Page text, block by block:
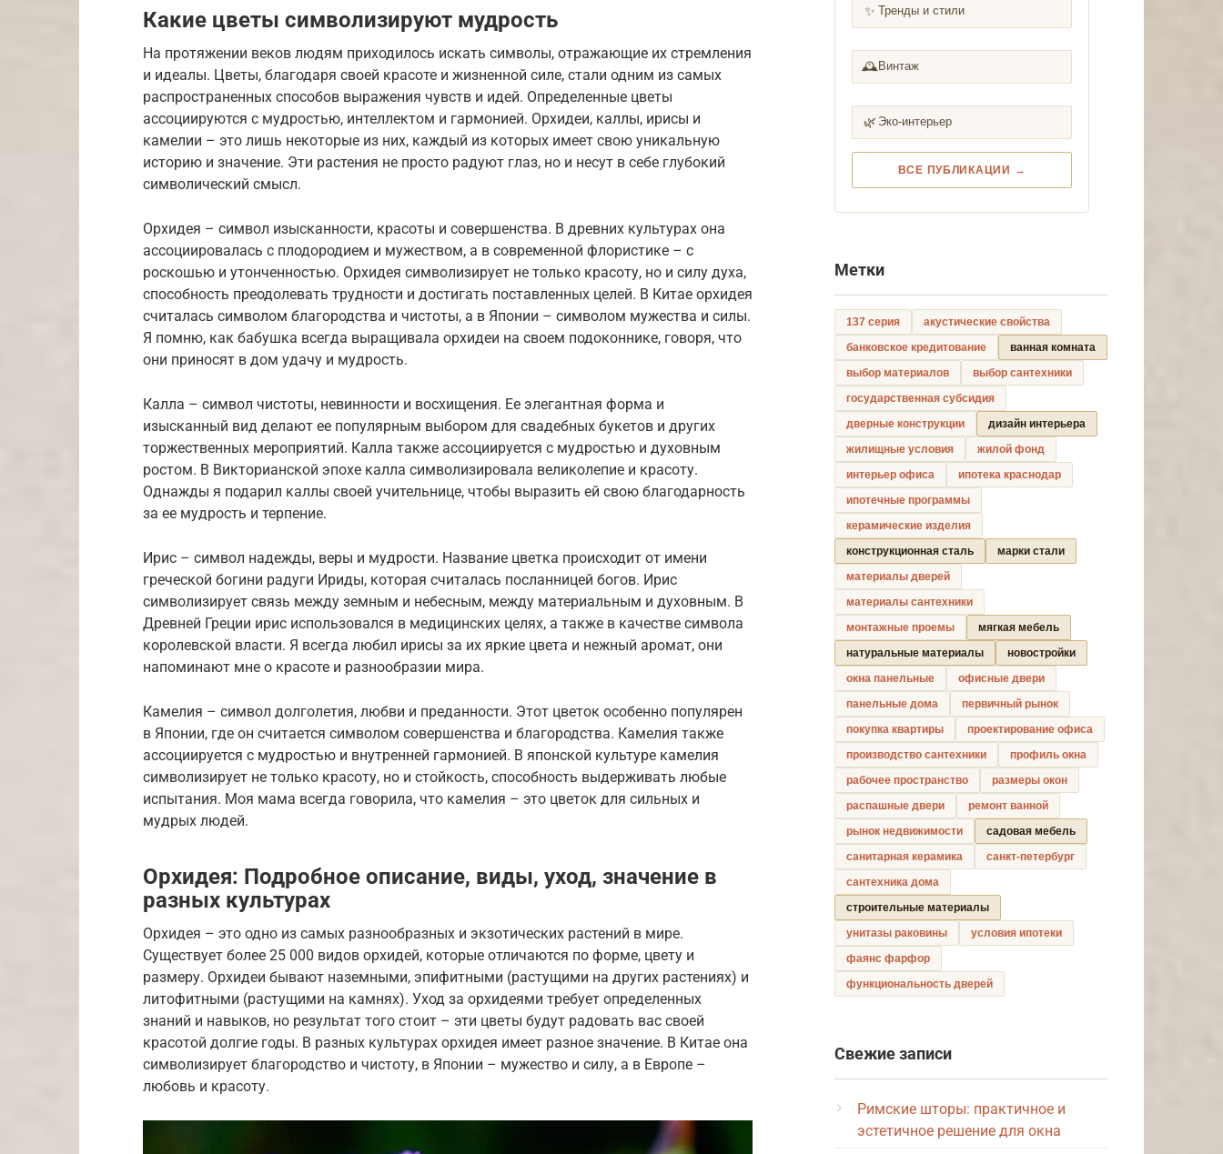
Какие цветы символизируют мудрость
На протяжении веков людям приходилось искать символы, отражающие их стремления
и идеалы. Цветы, благодаря своей красоте и жизненной силе, стали одним из самых
распространенных способов выражения чувств и идей. Определенные цветы
ассоциируются с мудростью, интеллектом и гармонией. Орхидеи, каллы, ирисы и
камелии – это лишь некоторые из них, каждый из которых имеет свою уникальную
историю и значение. Эти растения не просто радуют глаз, но и несут в себе глубокий
символический смысл.
Орхидея – символ изысканности, красоты и совершенства. В древних культурах она
ассоциировалась с плодородием и мужеством, а в современной флористике – с
роскошью и утонченностью. Орхидея символизирует не только красоту, но и силу духа,
способность преодолевать трудности и достигать поставленных целей. В Китае орхидея
считалась символом благородства и чистоты, а в Японии – символом мужества и силы.
Я помню, как бабушка всегда выращивала орхидеи на своем подоконнике, говоря, что
они приносят в дом удачу и мудрость.
Калла – символ чистоты, невинности и восхищения. Ее элегантная форма и
изысканный вид делают ее популярным выбором для свадебных букетов и других
торжественных мероприятий. Калла также ассоциируется с мудростью и духовным
ростом. В Викторианской эпохе калла символизировала великолепие и красоту.
Однажды я подарил каллы своей учительнице, чтобы выразить ей свою благодарность
за ее мудрость и терпение.
Ирис – символ надежды, веры и мудрости. Название цветка происходит от имени
греческой богини радуги Ириды, которая считалась посланницей богов. Ирис
символизирует связь между земным и небесным, между материальным и духовным. В
Древней Греции ирис использовался в медицинских целях, а также в качестве символа
королевской власти. Я всегда любил ирисы за их яркие цвета и нежный аромат, они
напоминают мне о красоте и разнообразии мира.
Камелия – символ долголетия, любви и преданности. Этот цветок особенно популярен
в Японии, где он считается символом совершенства и благородства. Камелия также
ассоциируется с мудростью и внутренней гармонией. В японской культуре камелия
символизирует не только красоту, но и стойкость, способность выдерживать любые
испытания. Моя мама всегда говорила, что камелия – это цветок для сильных и
мудрых людей.
Орхидея: Подробное описание, виды, уход, значение в
разных культурах
Орхидея – это одно из самых разнообразных и экзотических растений в мире.
Существует более 25 000 видов орхидей, которые отличаются по форме, цвету и
размеру. Орхидеи бывают наземными, эпифитными (растущими на других растениях) и
литофитными (растущими на камнях). Уход за орхидеями требует определенных
знаний и навыков, но результат того стоит – эти цветы будут радовать вас своей
красотой долгие годы. В разных культурах орхидея имеет разное значение. В Китае она
символизирует благородство и чистоту, в Японии – мужество и силу, а в Европе –
любовь и красоту.
✨ Тренды и стили
🕰️ Винтаж
🌿 Эко-интерьер
ВСЕ ПУБЛИКАЦИИ →
Метки
137 серия
акустические свойства
банковское кредитование
ванная комната
выбор материалов
выбор сантехники
государственная субсидия
дверные конструкции
дизайн интерьера
жилищные условия
жилой фонд
интерьер офиса
ипотека краснодар
ипотечные программы
керамические изделия
конструкционная сталь
марки стали
материалы дверей
материалы сантехники
монтажные проемы
мягкая мебель
натуральные материалы
новостройки
окна панельные
офисные двери
панельные дома
первичный рынок
покупка квартиры
проектирование офиса
производство сантехники
профиль окна
рабочее пространство
размеры окон
распашные двери
ремонт ванной
рынок недвижимости
садовая мебель
санитарная керамика
санкт-петербург
сантехника дома
строительные материалы
унитазы раковины
условия ипотеки
фаянс фарфор
функциональность дверей
Свежие записи
Римские шторы: практичное и
эстетичное решение для окна